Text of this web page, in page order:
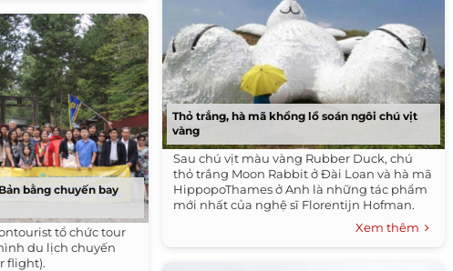
bằng chuyến bay
tổ chức tour
du lịch chuyến
flight).
Thỏ trắng, hà mã khổng lồ soán ngôi chú vịt
vàng
Sau chú vịt màu vàng Rubber Duck, chú
thỏ trắng Moon Rabbit ở Đài Loan và hà mã
HippopoThames ở Anh là những tác phẩm
mới nhất của nghệ sĩ Florentijn Hofman.
Xem thêm